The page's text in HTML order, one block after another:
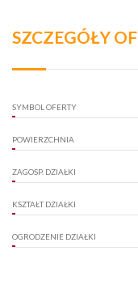
SZCZEGÓŁY
SYMBOL OFERTY
POWIERZCHNIA
ZAGOSP. DZIAŁKI
KSZTAŁT DZIAŁKI
OGRODZENIE DZIAŁKI